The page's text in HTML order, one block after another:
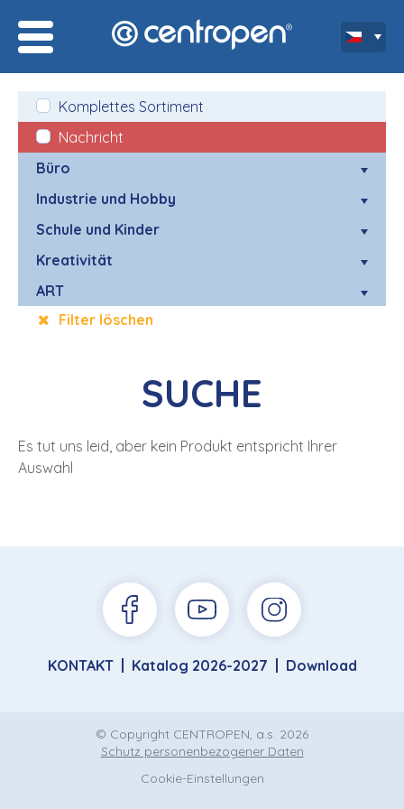
Komplettes Sortiment
Nachricht
Büro
Industrie und Hobby
Schule und Kinder
Kreativität
ART
Filter löschen
SUCHE
Es tut uns leid, aber kein Produkt entspricht Ihrer
Auswahl
KONTAKT Katalog 2026-2027 Download
© Copyright CENTROPEN, a.s. 2026
Schutz personenbezogener Daten
Cookie-Einstellungen